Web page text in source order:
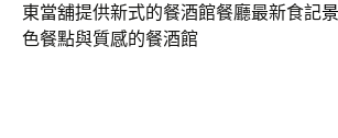
東當舖提供新式的餐酒館餐廳最新食記
色餐點與質感的餐酒館